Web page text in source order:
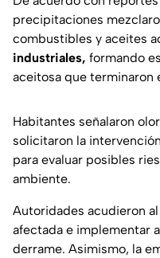
precipitaciones
combustibles y aceites
industriales, formando
aceitosa que terminaron
Habitantes señalaron
solicitaron la
para evaluar posibles
ambiente.
Autoridades acudieron
afectada e implementar
derrame. Asimismo, la